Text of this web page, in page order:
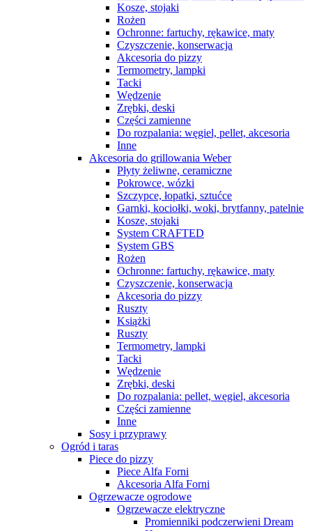
Kosze, stojaki
Rożen
Ochronne: fartuchy, rękawice, maty
Czyszczenie, konserwacja
Akcesoria do pizzy
Termometry, lampki
Tacki
Wędzenie
Zrębki, deski
Części zamienne
Do rozpalania: węgiel, pellet, akcesoria
Inne
Akcesoria do grillowania Weber
Płyty żeliwne, ceramiczne
Pokrowce, wózki
Szczypce, łopatki, sztućce
Garnki, kociołki, woki, brytfanny, patelnie
Kosze, stojaki
System CRAFTED
System GBS
Rożen
Ochronne: fartuchy, rękawice, maty
Czyszczenie, konserwacja
Akcesoria do pizzy
Ruszty
Książki
Ruszty
Termometry, lampki
Tacki
Wędzenie
Zrębki, deski
Do rozpalania: pellet, węgiel, akcesoria
Części zamienne
Inne
Sosy i przyprawy
Ogród i taras
Piece do pizzy
Piece Alfa Forni
Akcesoria Alfa Forni
Ogrzewacze ogrodowe
Ogrzewacze elektryczne
Promienniki podczerwieni Dream